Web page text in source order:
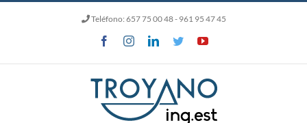
Teléfono: 657 75 00 48- 961 95 47 45
FacebookInstagramLinkedIn
TwitterYouTube